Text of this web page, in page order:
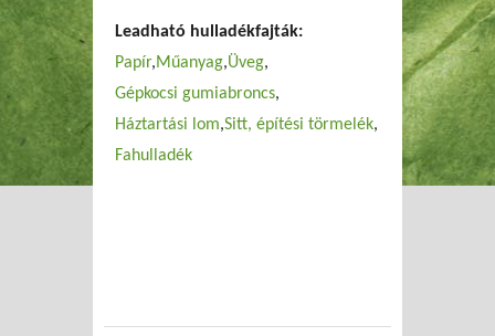
Leadható hulladékfajták:
Papír Műanyag Üveg
Gépkocsi gumiabroncs
Háztartási lom Sitt, építési törmelék
Fahulladék